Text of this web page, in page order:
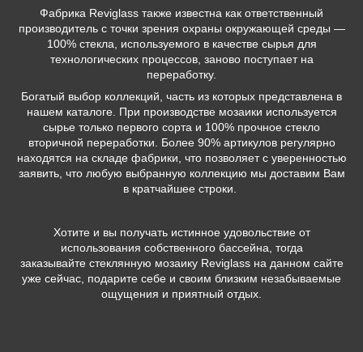
Фабрика Reviglass также известна как ответственный
производитель с точки зрения охраны окружающей среды —
100% стекла, используемого в качестве сырья для
технологических процессов, заново поступает на
переработку.
Богатый выбор коллекций, часть из которых представлена в
нашем каталоге. При производстве мозаики используется
сырье только первого сорта и 100% прочное стекло
вторичной переработки. Более 90% артикулов регулярно
находятся на складе фабрики, что позволяет с уверенностью
заявить, что любую выбранную коллекцию мы доставим Вам
в кратчайшее строки.
Хотите и вы получать истинное удовольствие от
использования собственного бассейна, тогда
заказывайте стеклянную мозаику Reviglass на данном сайте
уже сейчас, подарите себе и своим близким незабываемые
ощущения и приятный отдых.